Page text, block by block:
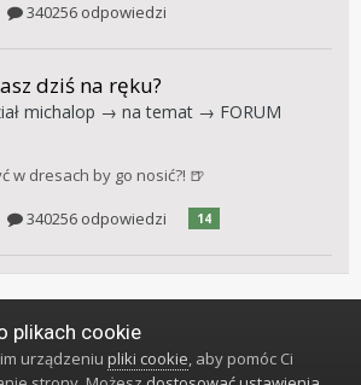
340256 odpowiedzi
dziś na ręku?
michalop → na temat → FORUM
w dresach by go nosić?! 🍺
340256 odpowiedzi 14
Polityka prywatności
Zegarów i Zegarków
plikach cookie
urządzeniupliki cookie, aby pomóc Ci